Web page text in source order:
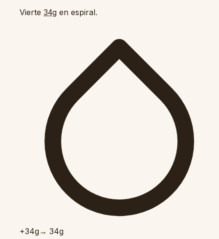
Vierte 34g en espiral.
+34g→ 34g